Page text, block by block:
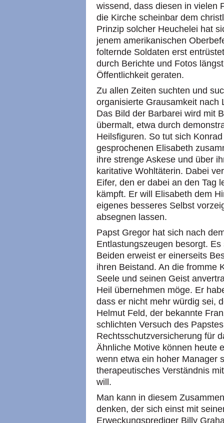
wissend, dass diesen in vielen
die Kirche scheinbar dem
Prinzip solcher Heuchelei hat
jenem amerikanischen
folternde Soldaten erst
durch Berichte und Fotos
Öffentlichkeit geraten.
Zu allen Zeiten suchten und
organisierte Grausamkeit nach
Das Bild der Barbarei wird mit
übermalt, etwa durch
Heilsfiguren. So tut sich
gesprochenen Elisabeth
ihre strenge Askese und über
karitative Wohltäterin. Dabei
Eifer, den er dabei an den Tag
kämpft. Er will Elisabeth dem
eigenes besseres Selbst
absegnen lassen.
Papst Gregor hat sich nach
Entlastungszeugen besorgt.
Beiden erweist er einerseits
ihren Beistand. An die fromme
Seele und seinen Geist
Heil übernehmen möge. Er
dass er nicht mehr würdig sei,
Helmut Feld, der bekannte
schlichten Versuch des
Rechtsschutzversicherung für
Ähnliche Motive können heute
wenn etwa ein hoher Manager
therapeutisches Verständnis
will.
Man kann in diesem
denken, der sich einst mit
Erweckungsprediger Billy